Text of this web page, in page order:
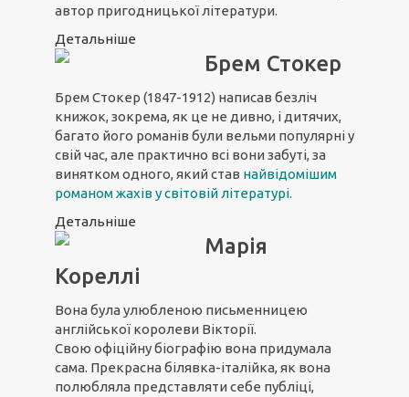
автор пригодницької літератури.
Детальніше
Брем Стокер
Брем Стокер (1847-1912) написав безліч
книжок, зокрема, як це не дивно, і дитячих,
багато його романів були вельми популярні у
свій час, але практично всі вони забуті, за
винятком одного, який став найвідомішим
романом жахів у світовій літературі.
Детальніше
Марія
Кореллі
Вона була улюбленою письменницею
англійської королеви Вікторії.
Свою офіційну біографію вона придумала
сама. Прекрасна білявка-італійка, як вона
полюбляла представляти себе публіці,